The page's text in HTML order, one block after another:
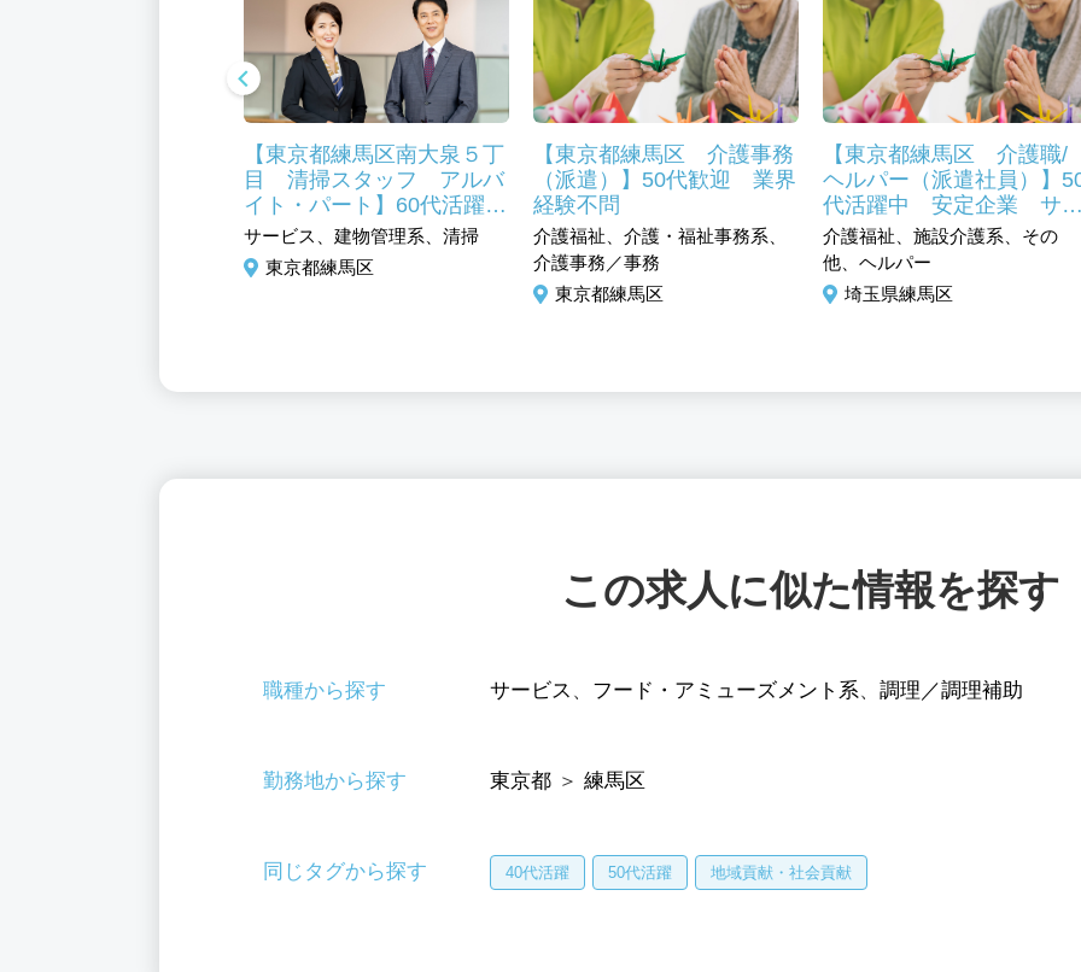
【東京都練馬区南大泉５丁
目 清掃スタッフ アルバ
イト・パート】60代活躍
中 清掃未経験の方でも安
心の研修制度あり
サービス、建物管理系、清掃
東京都練馬区
【東京都練馬区 介護事務
（派遣）】50代歓迎 業界
経験不問
介護福祉、介護・福祉事務系、
介護事務／事務
東京都練馬区
【東京都練馬区 介護職/
ヘルパー（派遣社員）】
代活躍中 安定企業 サ
ート万全！地元で安心し
働けます。
介護福祉、施設介護系、その
他、ヘルパー
埼玉県練馬区
この求人に似た情報を探す
職種から探す サービス 、 フード・アミューズメント系、 調理／調理補助
勤務地から探す 東京都 ＞ 練馬区
同じタグから探す 40代活躍 50代活躍 地域貢献・社会貢献